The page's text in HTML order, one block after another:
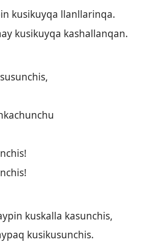
kusikuyqa llanllarinqa.
kusikuyqa kashallanqan.
kuskalla kasunchis,
kusikusunchis.